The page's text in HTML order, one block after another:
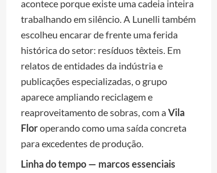
acontece porque existe uma cadeia inteira
trabalhando em silêncio. A Lunelli também
escolheu encarar de frente uma ferida
histórica do setor: resíduos têxteis. Em
relatos de entidades da indústria e
publicações especializadas, o grupo
aparece ampliando reciclagem e
reaproveitamento de sobras, com a Vila
Floroperando como uma saída concreta
para excedentes de produção.
Linha do tempo — marcos essenciais